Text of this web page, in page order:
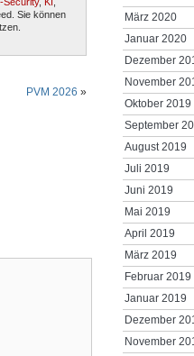
Sie können
PVM 2026 »
März 2020
Januar 2020
Dezember
November
Oktober 2019
September
August 2019
Juli 2019
Juni 2019
Mai 2019
April 2019
März 2019
Februar 2019
Januar 2019
Dezember
November